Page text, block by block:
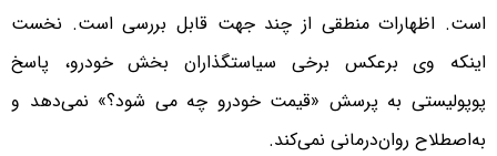
است. اظهارات منطقی از چند جهت قابل بررسی است. نخست
اینکه وی برعکس برخی سیاستگذاران بخش خودرو، پاسخ
پوپولیستی به پرسش «قیمت خودرو چه می شود؟» نمی‌دهد و
به‌اصطلاح روان‌درمانی نمی‌کند.